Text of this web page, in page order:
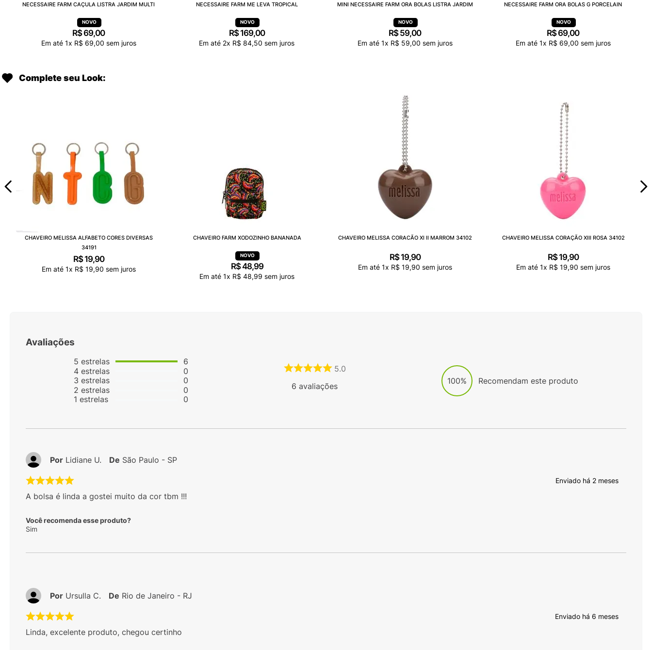
NECESSAIRE FARM CAÇULA LISTRA JARDIM MULTI
R$69,00
Em até 1x R$ 69,00 sem juros
NECESSAIRE FARM ME LEVA TROPICAL
R$ 169,00
Em até 2x R$ 84,50 sem juros
MINI NECESSAIRE FARM ORA BOLAS LISTRA JARDIM
R$59,00
Em até 1x R$ 59,00 sem juros
NECESSAIRE FARM ORA BOLAS G PORCELAIN
R$69,00
Em até 1x R$ 69,00 sem juros
Complete seu Look:
CHAVEIRO MELISSA ALFABETO CORES DIVERSAS
34191
R$ 19,90
Em até 1x R$ 19,90 sem juros
CHAVEIRO FARM XODOZINHO BANANADA
R$48,99
Em até 1x R$ 48,99 sem juros
CHAVEIRO MELISSA CORACÃO XI II MARROM 34102
R$ 19,90
Em até 1x R$ 19,90 sem juros
CHAVEIRO MELISSA CORAÇÃO XIII ROSA 34102
R$ 19,90
Em até 1x R$ 19,90 sem juros
Avaliações
5 estrelas
4estrelas
3 estrelas
2 estrelas
1 estrelas
6
0
0
0
0
5.0
6 avaliações
100% Recomendam este produto
Enviado há 2 meses
A bolsa é linda a gostei muito da cor tbm !!!
Você recomenda esse produto?
Sim
Por Lidiane U. De São Paulo - SP
Enviado há 6 meses
Linda, excelente produto, chegou certinho
Por Ursulla C. De Rio de Janeiro - RJ